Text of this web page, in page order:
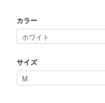
カラー
サイズ